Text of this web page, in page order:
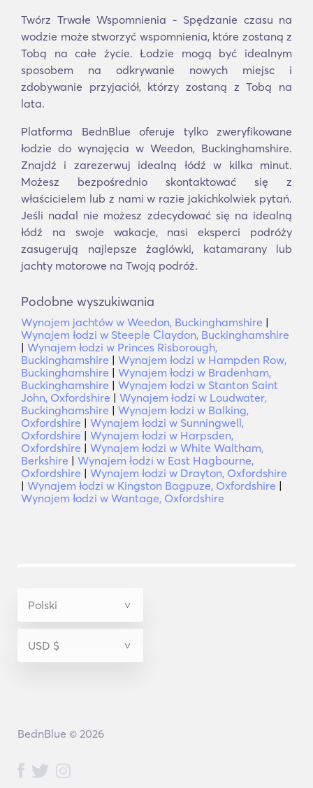
Twórz Trwałe Wspomnienia - Spędzanie czasu na
wodzie może stworzyć wspomnienia, które zostaną z
Tobą na całe życie. Łodzie mogą być idealnym
sposobem na odkrywanie nowych miejsc i
zdobywanie przyjaciół, którzy zostaną z Tobą na
lata.
Platforma BednBlue oferuje tylko zweryfikowane
łodzie do wynajęcia w Weedon, Buckinghamshire.
Znajdź i zarezerwuj idealną łódź w kilka minut.
Możesz bezpośrednio skontaktować się z
właścicielem lub z nami w razie jakichkolwiek pytań.
Jeśli nadal nie możesz zdecydować się na idealną
łódź na swoje wakacje, nasi eksperci podróży
zasugerują najlepsze żaglówki, katamarany lub
jachty motorowe na Twoją podróż.
Podobne wyszukiwania
Wynajem jachtów w Weedon, Buckinghamshire |
Wynajem łodzi w Steeple Claydon, Buckinghamshire
| Wynajem łodzi w Princes Risborough,
Buckinghamshire | Wynajem łodzi w Hampden Row,
Buckinghamshire | Wynajem łodzi w Bradenham,
Buckinghamshire | Wynajem łodzi w Stanton Saint
John, Oxfordshire | Wynajem łodzi w Loudwater,
Buckinghamshire | Wynajem łodzi w Balking,
Oxfordshire | Wynajem łodzi w Sunningwell,
Oxfordshire | Wynajem łodzi w Harpsden,
Oxfordshire | Wynajem łodzi w White Waltham,
Berkshire | Wynajem łodzi w East Hagbourne,
Oxfordshire | Wynajem łodzi w Drayton, Oxfordshire
| Wynajem łodzi w Kingston Bagpuze, Oxfordshire |
Wynajem łodzi w Wantage, Oxfordshire
BednBlue © 2026